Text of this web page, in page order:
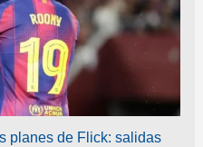
planes de Flick: salidas